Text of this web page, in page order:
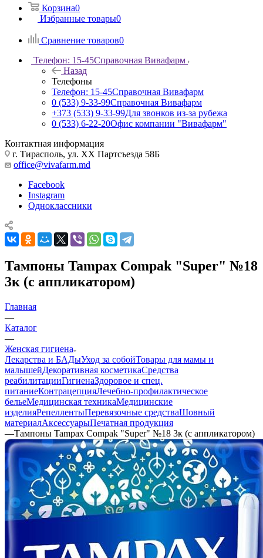
Корзина0
Избранные товары0
Сравнение товаров0
Телефон: 15-45Справочная Вивафарм
Назад
Телефоны
Телефон: 15-45Справочная Вивафарм
0 (533) 9-33-99Справочная Вивафарм
+373 (533) 9-33-99Для звонков из-за рубежа
0 (533) 6-22-20Офис компании "Вивафарм"
Контактная информация
г. Тирасполь, ул. ХХ Партсъезда 58Б
office@vivafarm.md
Facebook
Instagram
Одноклассники
Тампоны Tampax Compak "Super" №18
3к (с аппликатором)
Главная
—
Каталог
—
Женская гигиена
Лекарства и БАДыУход за собойТовары для мамы и
малышейДекоративная косметикаСредства
реабилитацииГигиенаЗдоровое и спец.
питаниеКонтрацепцияЛечебно-профилактическое
бельеМедицинская техникаМедицинские
изделияРепеллентыПеревязочные средстваШовный
материалАксессуарыПечатная продукция
—Тампоны Tampax Compak "Super" №18 3к (с аппликатором)